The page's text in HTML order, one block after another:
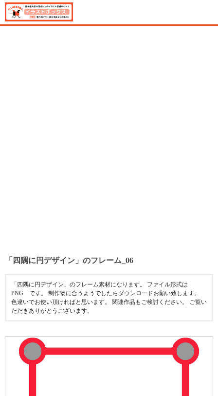
「四隅に円デザイン」のフレーム_06
「四隅に円デザイン」のフレーム素材になります。 ファイル形式は
PNG です。 制作物に合うようでしたらダウンロードお願い致します。
色違いでお使い頂ければと思います。 関連作品もご検討ください。 ご覧い
ただきありがとうございます。